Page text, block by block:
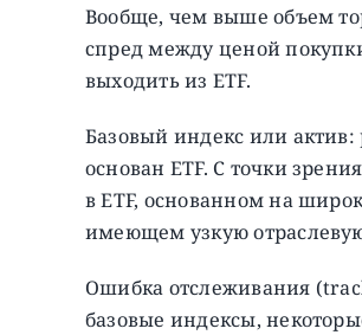
Вообще, чем выше объем
спред между ценой
выходить из ETF.
Базовый индекс или актив:
основан ETF. С точки
в ETF, основанном на
имеющем узкую
Ошибка отслеживания
базовые индексы,